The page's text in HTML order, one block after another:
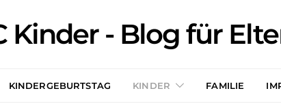
Kinder - Blog für
KINDERGEBURTSTAG KINDER FAMILIE